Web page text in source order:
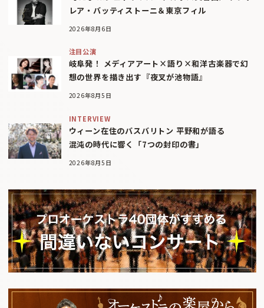
レア・バッティストーニ＆東京フィル
2026年8月6日
注目公演
岐阜発！ メディアアート×語り×和洋古楽器で幻
想の世界を描き出す『夜叉が池物語』
2026年8月5日
INTERVIEW
ウィーン在住のバスバリトン 平野和が語る
混沌の時代に響く「7つの封印の書」
2026年8月5日